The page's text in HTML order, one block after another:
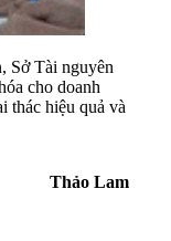
Sở Tài nguyên
cho doanh
thác hiệu quả và
Thảo Lam